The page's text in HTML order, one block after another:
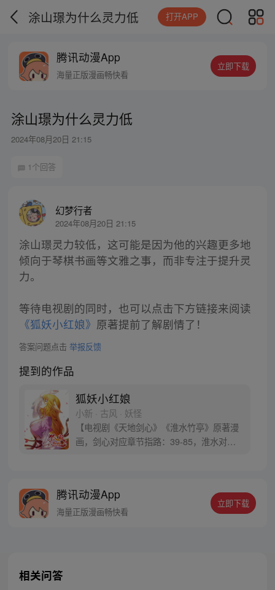
涂山璟为什么灵力低 打开APP
腾讯动漫App
海量正版漫画畅快看
立即下载
涂山璟为什么灵力低
2024年08月20日 21:15
1个回答
幻梦行者
2024年08月20日 21:15
涂山璟灵力较低，这可能是因为他的兴趣更多地
倾向于琴棋书画等文雅之事，而非专注于提升灵
力。
等待电视剧的同时，也可以点击下方链接来阅读
《狐妖小红娘》 原著提前了解剧情了！
答案问题点击 举报反馈
提到的作品
狐妖小红娘
小新 · 古风 · 妖怪
【电视剧《天地剑心》《淮水竹亭》原著漫
画，剑心对应章节指路：39-85，淮水对应
腾讯动漫App
海量正版漫画畅快看
立即下载
相关问答